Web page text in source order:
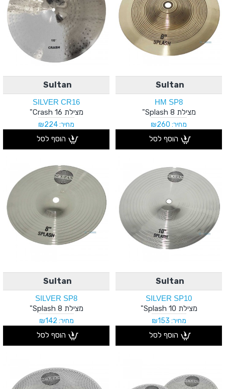
Sultan
HM SP8
מצילת Splash 8"
מחיר: ₪260
הוסף לסל
Sultan
SILVER CR16
מצילת Crash 16"
מחיר: ₪224
הוסף לסל
Sultan
SILVER SP10
מצילת Splash 10"
מחיר: ₪153
הוסף לסל
Sultan
SILVER SP8
מצילת Splash 8"
מחיר: ₪142
הוסף לסל